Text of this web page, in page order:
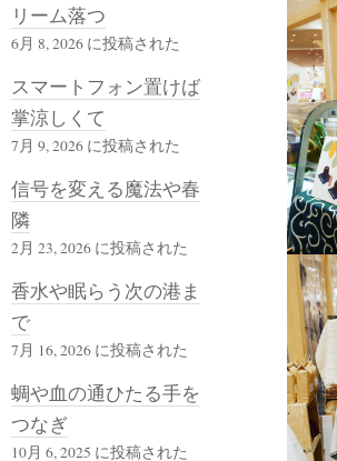
リーム落つ
6月 8, 2026 に投稿された
スマートフォン置けば
掌涼しくて
7月 9, 2026 に投稿された
信号を変える魔法や春
隣
2月 23, 2026 に投稿された
香水や眠らう次の港ま
で
7月 16, 2026 に投稿された
蜩や血の通ひたる手を
つなぎ
10月 6, 2025 に投稿された